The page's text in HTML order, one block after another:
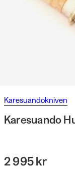
Karesuandokniven
Karesuando
2 995 kr